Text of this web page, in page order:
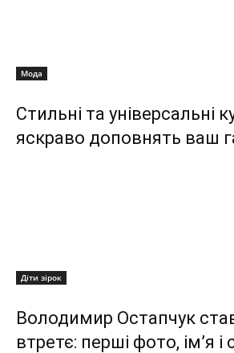
Мода
Стильні та універсальні
яскраво доповнять ваш
Діти зірок
Володимир Остапчук
втретє: перші фото, ім’я і